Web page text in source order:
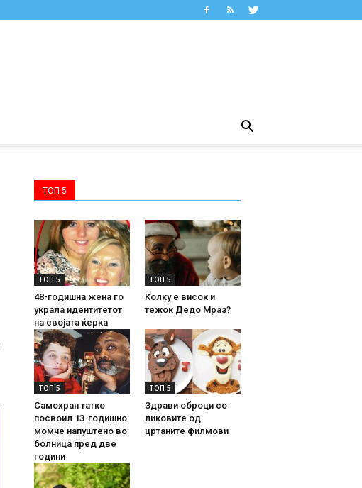
ТОП 5
ТОП 5
48-годишна жена го
украла идентитетот
на својата ќерка
ТОП 5
Колку е висок и
тежок Дедо Мраз?
ТОП 5
Самохран татко
посвоил 13-годишно
момче напуштено во
болница пред две
години
ТОП 5
Здрави оброци со
ликовите од
цртаните филмови